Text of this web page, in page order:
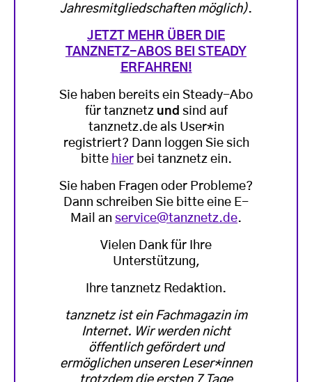
Jahresmitgliedschaften möglich).
JETZT MEHR ÜBER DIE
TANZNETZ-ABOS BEI STEADY
ERFAHREN!
Sie haben bereits ein Steady-Abo
für tanznetz und sind auf
tanznetz.de als User*in
registriert? Dann loggen Sie sich
bitte hierbei tanznetz ein.
Sie haben Fragen oder Probleme?
Dann schreiben Sie bitte eine E-
Mail an service@tanznetz.de.
Vielen Dank für Ihre
Unterstützung,
Ihre tanznetz Redaktion.
tanznetz ist ein Fachmagazin im
Internet. Wir werden nicht
öffentlich gefördert und
ermöglichen unseren Leser*innen